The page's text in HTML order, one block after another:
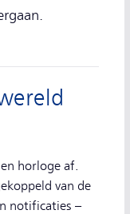
horloge af.
van de
notificaties –